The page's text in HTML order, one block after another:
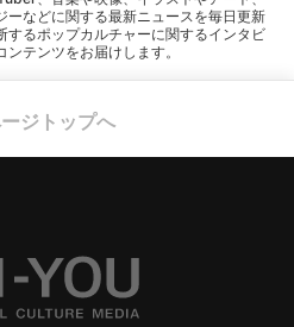
ーなどに関する最新ニュースを毎日更新
するポップカルチャーに関するインタビ
テンツをお届けします。
ジトップへ